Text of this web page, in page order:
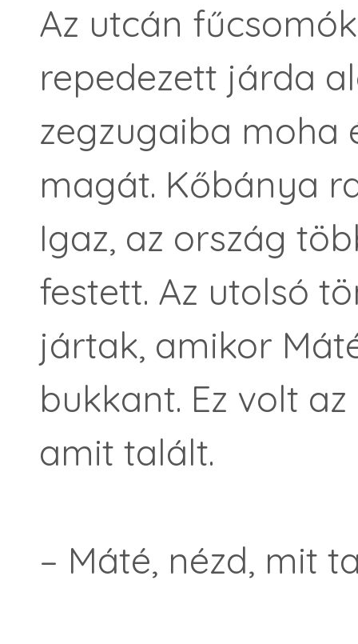
Az utcán
repedezett járda
zegzugaiba moha
magát. Kőbánya
Igaz, az ország
festett. Az utolsó
jártak, amikor
bukkant. Ez volt
amit talált.
– Máté, nézd, mit